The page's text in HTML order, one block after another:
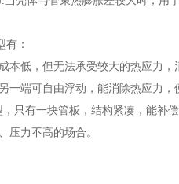
：
低，但无法承受较大的热应力，
端可自由浮动，能消除热应力，
有一块管板，结构紧凑，能补偿
力不高的场合。